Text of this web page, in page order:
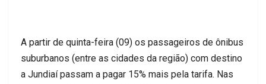
A partir de quinta-feira (09) os passageiros de ônibus
suburbanos (entre as cidades da região) com destino
a Jundiaí passam a pagar 15% mais pela tarifa. Nas